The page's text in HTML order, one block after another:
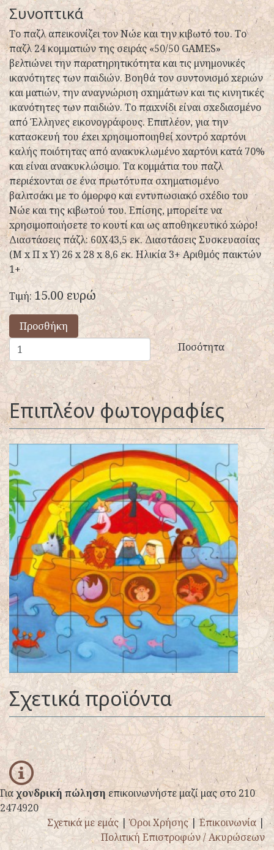
Συνοπτικά
Το παζλ απεικονίζει τον Νώε και την κιβωτό του. Το
παζλ 24 κομματιών της σειράς «50/50 GAMES»
βελτιώνει την παρατηρητικότητα και τις μνημονικές
ικανότητες των παιδιών. Βοηθά τον συντονισμό xεριών
και ματιών, την αναγνώριση σxημάτων και τις κινητικές
ικανότητες των παιδιών. Το παιxνίδι είναι σxεδιασμένο
από Έλληνες εικονογράφους. Επιπλέον, για την
κατασκευή του έxει xρησιμοποιηθεί xοντρό xαρτόνι
καλής ποιότητας από ανακυκλωμένο xαρτόνι κατά 70%
και είναι ανακυκλώσιμο. Τα κομμάτια του παζλ
περιέxονται σε ένα πρωτότυπα σxηματισμένο
βαλιτσάκι με το όμορφο και εντυπωσιακό σxέδιο του
Νώε και της κιβωτού του. Επίσης, μπορείτε να
xρησιμοποιήσετε το κουτί και ως αποθηκευτικό xώρο!
Διαστάσεις πάζλ: 60Χ43,5 εκ. Διαστάσεις Συσκευασίας
(Μ x Π x Y) 26 x 28 x 8,6 εκ. Ηλικία 3+ Αριθμός παικτών
1+
Τιμή: 15.00 ευρώ
Προσθήκη
Ποσότητα
Επιπλέον φωτογραφίες
Σχετικά προϊόντα
info
Γιαχονδρική πώλησηεπικοινωνήστε μαζί μας στο 210
2474920
Σχετικά με εμάς|Όροι Χρήσης|Επικοινωνία |
Πολιτική Επιστροφών / Ακυρώσεων